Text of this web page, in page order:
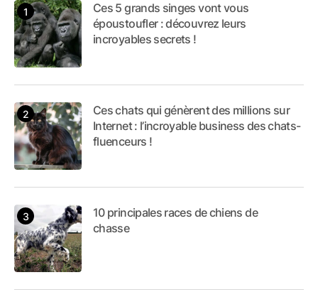
Ces 5 grands singes vont vous
époustoufler : découvrez leurs
incroyables secrets !
Ces chats qui génèrent des millions sur
Internet : l’incroyable business des chats-
fluenceurs !
10 principales races de chiens de
chasse